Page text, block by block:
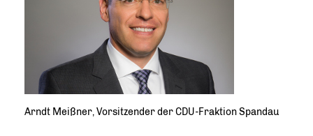
Arndt Meißner, Vorsitzender der CDU-Fraktion Spandau